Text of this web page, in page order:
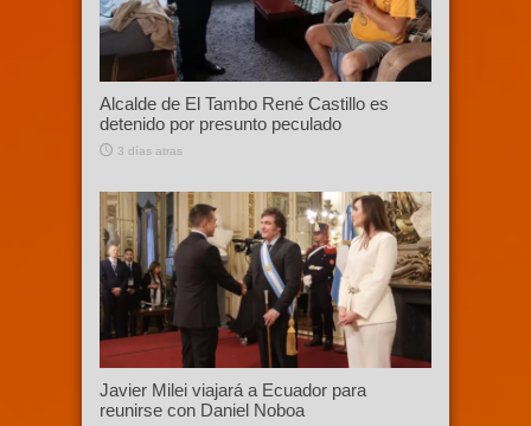
Alcalde de El Tambo René Castillo es
detenido por presunto peculado
3 días atras
Javier Milei viajará a Ecuador para
reunirse con Daniel Noboa